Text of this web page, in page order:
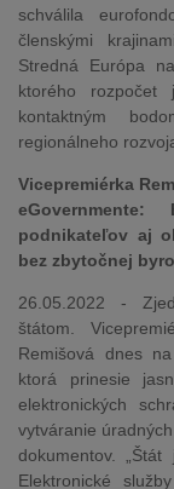
schválila
členskými
Stredná Európa
ktorého
kontaktným
regionálneho
Vicepremiérka
eGovernmente:
podnikateľov aj
bez zbytočnej
26.05.2022 -
štátom.
Remišová dnes
ktorá prinesie
elektronických
vytváranie
dokumentov.
Elektronické